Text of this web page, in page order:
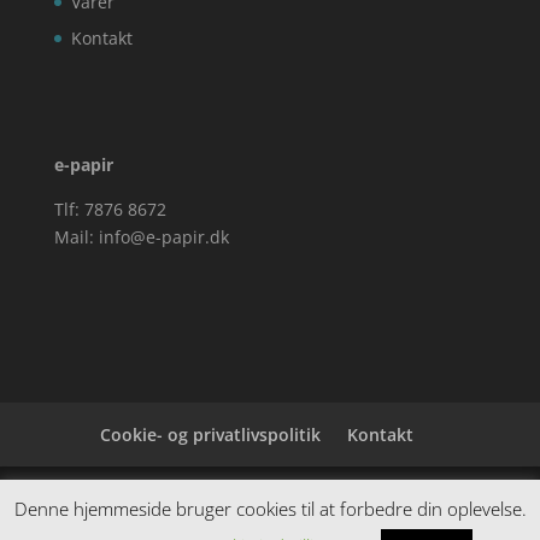
Kontakt
e-papir
Tlf: 7876 8672
Mail: info@e-papir.dk
Cookie- og privatlivspolitik Kontakt
Denne hjemmeside samler et bredt udvalg af
spændende varer. Siden er et affiiliatesite, og nogle
Denne hjemmeside bruger cookies til at forbedre din oplevelse.